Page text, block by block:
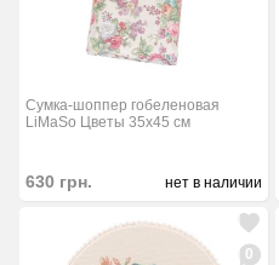
Сумка-шоппер гобеленовая
LiMaSo Цветы 35x45 см
630 грн. нет в наличии
0